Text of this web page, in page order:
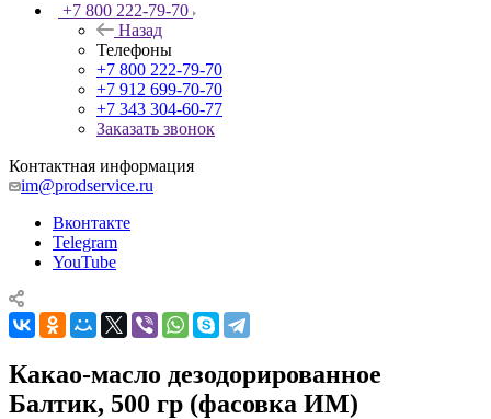
+7 800 222-79-70
Назад
Телефоны
+7 800 222-79-70
+7 912 699-70-70
+7 343 304-60-77
Заказать звонок
Контактная информация
im@prodservice.ru
Вконтакте
Telegram
YouTube
Какао-масло дезодорированное
Балтик, 500 гр (фасовка ИМ)